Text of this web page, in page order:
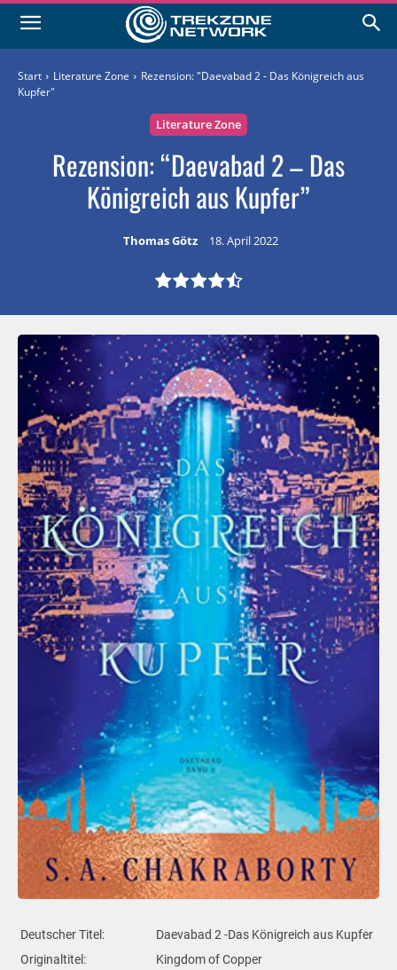
Start Literature Zone
Rezension: "Daevabad 2 - Das Königreich aus
Kupfer"
Literature Zone
Rezension: “Daevabad 2 – Das
Königreich aus Kupfer”
Thomas Götz 18. April 2022
Deutscher Titel:
Daevabad 2 -Das Königreich aus Kupfer
Originaltitel:
Kingdom of Copper